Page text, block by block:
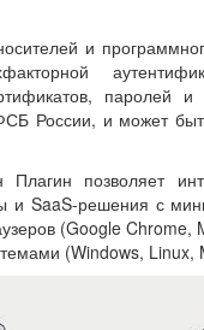
и
паролей
России, и может
позволяет
и SaaS-решения с
(Google
(Windows, Linux,